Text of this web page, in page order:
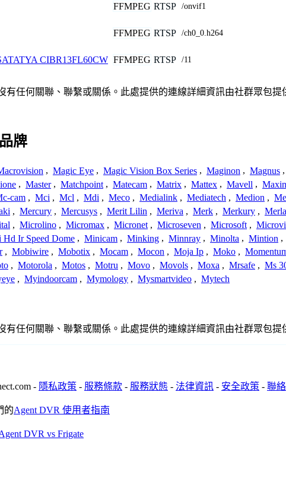
FFMPEG RTSP /onvif1
FFMPEG RTSP /ch0_0.h264
CIBR13FL60CW FFMPEG RTSP /11
有任何關聯、聯繫或關係。此處提供的連線詳細資訊由社群眾包
牌
, Magic Eye , Magic Vision Box Series , Maginon , Magnus ,
, Master , Matchpoint , Matecam , Matrix , Mattex , Mavell ,
cam , Mci , Mcl , Mdi , Meco , Medialink , Mediatech , Medion ,
, Mercury , Mercusys , Merit Lilin , Meriva , Merk , Merkury ,
, Microlino , Micromax , Micronet , Microseven , Microsoft ,
Hd Ir Speed Dome , Minicam , Minking , Minnray , Minolta , Mintion ,
, Mobiwire , Mobotix , Mocam , Mocon , Moja Ip , Moko ,
, Motorola , Motos , Motru , Movo , Movols , Moxa , Mrsafe , Ms
, Myindoorcam , Mymology , Mysmartvideo , Mytech
有任何關聯、聯繫或關係。此處提供的連線詳細資訊由社群眾包
- 隱私政策 - 服務條款 - 服務狀態 - 法律資訊 - 安全政策 - 聯
的Agent DVR 使用者指南
DVR vs Frigate